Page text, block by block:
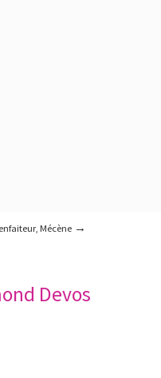
, Mécène →
Devos